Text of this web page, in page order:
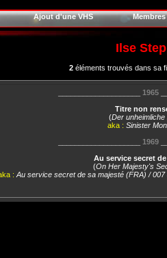
Ajout d'une VHS Membres
Ilse
2éléments trouvés dans sa
1965
Titre non
(Der unheimliche
aka : Sinister
1969
Au service secret
(On Her Majesty's
: Au service secret de sa majesté (FRA) /